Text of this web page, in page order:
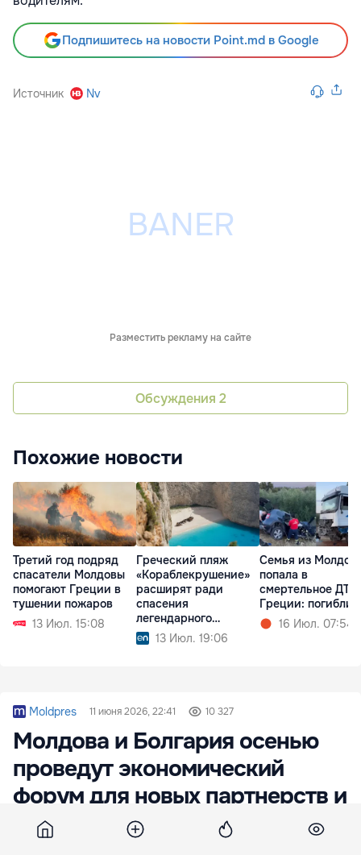
Подпишитесь на новости Point.md в Google
Источник Nv
Разместить рекламу на сайте
Обсуждения 2
Похожие новости
Третий год подряд
спасатели Молдовы
помогают Греции в
тушении пожаров
13 Июл. 15:08
Греческий пляж
«Кораблекрушение»
расширят ради
спасения
легендарного
корабля
13 Июл. 19:06
Семья из
попала в
смертельное ДТП
Греции: погибли
16 Июл. 07:54
Moldpres 11 июня 2026, 22:41 10 327
Молдова и Болгария осенью
проведут экономический
форум для новых партнерств и
инвестиций